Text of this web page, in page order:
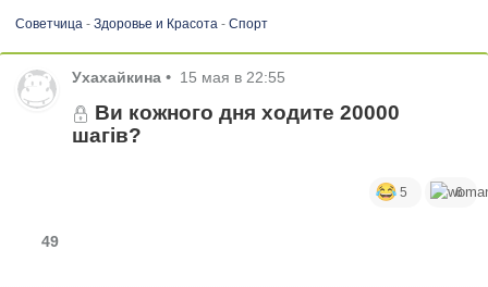
Советчица- Здоровье и Красота- Спорт
Ухахайкина • 15 мая в 22:55
Ви кожного дня ходите 20000
шагів?
5 6
49